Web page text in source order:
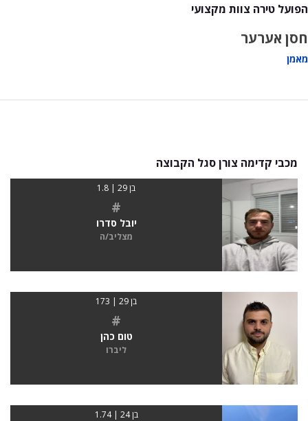
הפועל טירה צוות מקצועי
חסן אערער
מאמן
מכבי קדימה צורן סגל הקבוצה
בן 29 | 1.8
#
יובל סדרו
מצליב/ה
בן 29 | 173
#
טום כהן
ליברו
בן 24 | 1.74